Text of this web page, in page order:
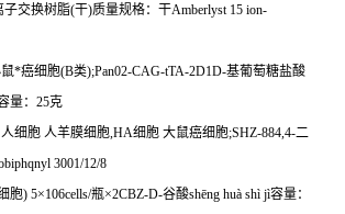
子交换树脂(干)质量规格：干Amberlyst 15 ion-
*癌细胞(B类);Pan02-CAG-tTA-2D1D-基葡萄糖盐酸
量： 25克
细胞 人羊膜细胞,HA细胞 大鼠癌细胞;SHZ-884,4-二
3001/12/8
胞) 5×106cells/瓶×2CBZ-D-谷酸shēng huà shì jì容量：